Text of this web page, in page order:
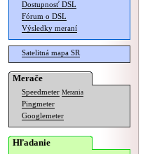
Dostupnosť DSL
Fórum o DSL
Výsledky meraní
Satelitná mapa SR
Merače
Speedmeter Merania
Pingmeter
Googlemeter
Hľadanie